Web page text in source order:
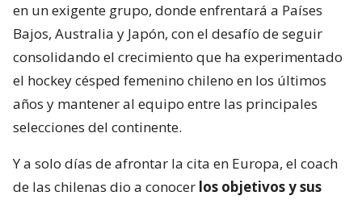
en un exigente grupo, donde enfrentará a Países
Bajos, Australia y Japón, con el desafío de seguir
consolidando el crecimiento que ha experimentado
el hockey césped femenino chileno en los últimos
años y mantener al equipo entre las principales
selecciones del continente.
Y a solo días de afrontar la cita en Europa, el coach
de las chilenas dio a conocer los objetivos y sus